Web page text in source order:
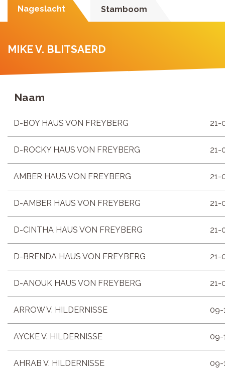
Nageslacht Stamboom
MIKE V. BLITSAERD
Naam
D-BOY HAUS VON FREYBERG 21-
D-ROCKY HAUS VON FREYBERG 21-
AMBER HAUS VON FREYBERG 21-
D-AMBER HAUS VON FREYBERG 21-
D-CINTHA HAUS VON FREYBERG 21-
D-BRENDA HAUS VON FREYBERG 21-
D-ANOUK HAUS VON FREYBERG 21-
ARROW V. HILDERNISSE 09-
AYCKE V. HILDERNISSE 09-
AHRAB V. HILDERNISSE 09-